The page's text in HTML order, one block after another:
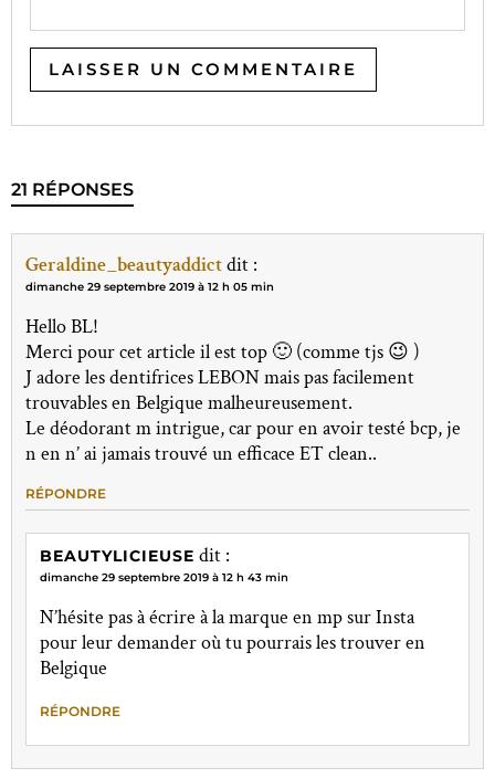
21 RÉPONSES
Geraldine_beautyaddictdit :
dimanche 29 septembre 2019 à 12 h 05 min
Hello BL!
Merci pour cet article il est top 🙂 (comme tjs 😉 )
J adore les dentifrices LEBON mais pas facilement
trouvables en Belgique malheureusement.
Le déodorant m intrigue, car pour en avoir testé bcp, je
n en n’ ai jamais trouvé un efficace ET clean..
RÉPONDRE
BEAUTYLICIEUSE dit :
dimanche 29 septembre 2019 à 12 h 43 min
N’hésite pas à écrire à la marque en mp sur Insta
pour leur demander où tu pourrais les trouver en
Belgique
RÉPONDRE